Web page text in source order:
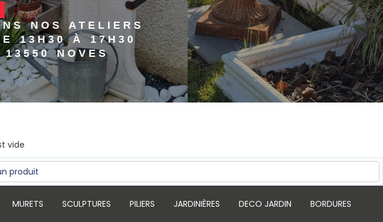
NOS ATELIERS
13H30 À 17H30
NOVES
vide
MURETS SCULPTURES PILIERS JARDINIÈRES DECO JARDIN BORDURES